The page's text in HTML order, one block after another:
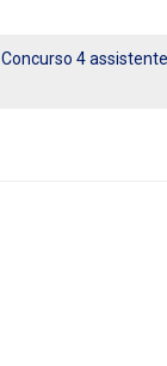
Concurso 4